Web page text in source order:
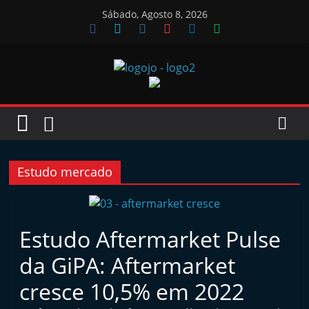
Sábado, Agosto 8, 2026
Jornal
Oficinas
J
r
n
l
Estudo mercado
Estudo Aftermarket Pulse
da GiPA: Aftermarket
cresce 10,5% em 2022